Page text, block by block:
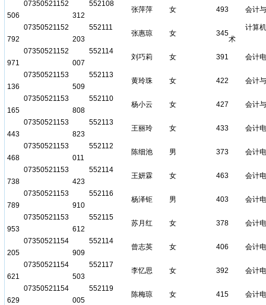
07350521152
506
552108
312
张萍萍 女 493 会计
07350521152
792
552111
203
张惠琼 女 345
计算
术
07350521152
971
552114
007
刘巧莉 女 391 会计
07350521153
136
552113
509
黄玲珠 女 422 会计
07350521153
165
552110
808
杨小云 女 427 会计
07350521153
443
552113
823
王丽玲 女 433 会计
07350521153
468
552112
011
陈细池 男 373 会计
07350521153
738
552114
423
王妍霖 女 463 会计
07350521153
789
552116
910
杨泽钜 男 403 会计
07350521153
953
552115
612
苏月红 女 378 会计
07350521154
205
552114
909
曾志英 女 406 会计
07350521154
621
552117
503
李忆思 女 392 会计
07350521154
629
552119
005
陈梅琼 女 415 会计